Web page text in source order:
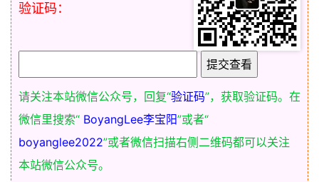
验证码：
请关注本站微信公众号，回复“验证码”，获取验证码。在
微信里搜索“ BoyangLee李宝阳”或者“
boyanglee2022”或者微信扫描右侧二维码都可以关注
本站微信公众号。